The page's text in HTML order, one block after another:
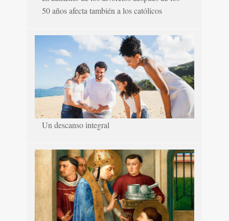
50 años afecta también a los católicos
Un descanso integral